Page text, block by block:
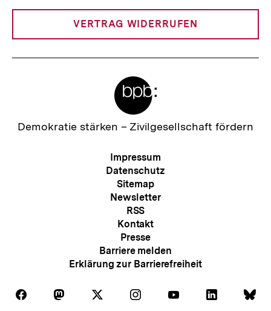
VERTRAG WIDERRUFEN
Zur
Demokratie stärken – Zivilgesellschaft fördern
Meta-
Navigation
Impressum
Datenschutz
Sitemap
Newsletter
RSS
Kontakt
Presse
Barriere melden
Erklärung zur Barrierefreiheit
Folgen
Auf
Folgen Folgen Folgen
Auf
Folgen Folgen